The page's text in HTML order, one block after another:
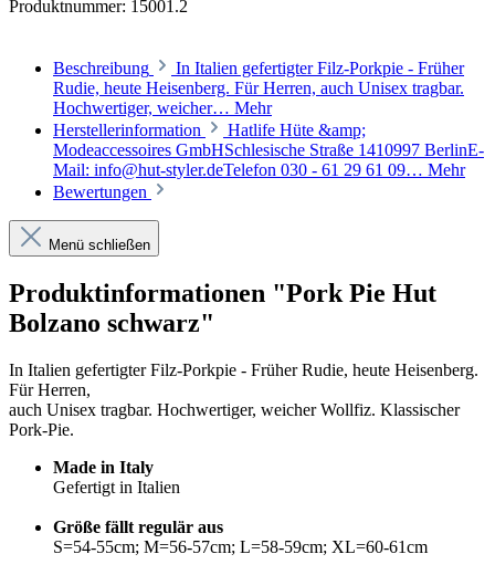
Produktnummer: 15001.2
Beschreibung
In Italien gefertigter Filz-Porkpie - Früher
Rudie, heute Heisenberg. Für Herren, auch Unisex tragbar.
Hochwertiger, weicher… Mehr
Herstellerinformation
Hatlife Hüte &amp;
Modeaccessoires GmbHSchlesische Straße 1410997 BerlinE-
Mail: info@hut-styler.deTelefon 030 - 61 29 61 09… Mehr
Bewertungen
Menü schließen
Produktinformationen "Pork Pie Hut
Bolzano schwarz"
In Italien gefertigter Filz-Porkpie - Früher Rudie, heute Heisenberg.
Für Herren,
auch Unisex tragbar. Hochwertiger, weicher Wollfiz. Klassischer
Pork-Pie.
Made in Italy
Gefertigt in Italien
Größe fällt regulär aus
S=54-55cm; M=56-57cm; L=58-59cm; XL=60-61cm